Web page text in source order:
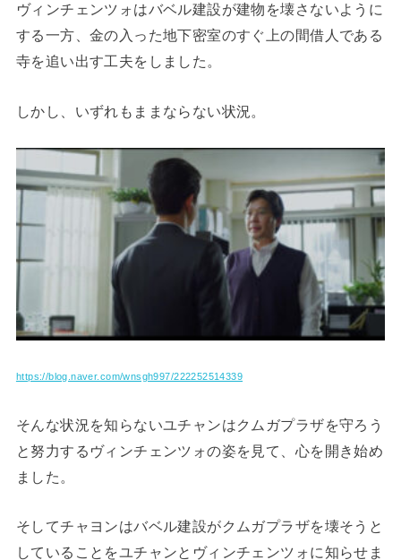
ヴィンチェンツォはバベル建設が建物を壊さないように
する一方、金の入った地下密室のすぐ上の間借人である
寺を追い出す工夫をしました。
しかし、いずれもままならない状況。
https://blog.naver.com/wnsgh997/222252514339
そんな状況を知らないユチャンはクムガプラザを守ろう
と努力するヴィンチェンツォの姿を見て、心を開き始め
ました。
そしてチャヨンはバベル建設がクムガプラザを壊そうと
していることをユチャンとヴィンチェンツォに知らせま